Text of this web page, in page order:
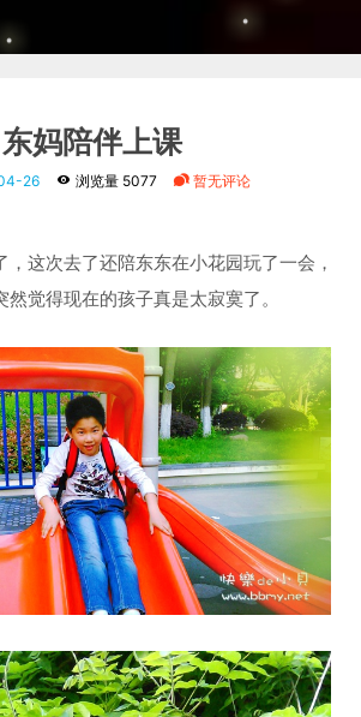
东妈陪伴上课
26 浏览量 5077 暂无评论
这次去了还陪东东在小花园玩了一会，
觉得现在的孩子真是太寂寞了。